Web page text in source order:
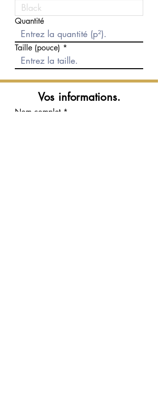
Quantité
Taille (pouce)
Vos informations.
Nom complet